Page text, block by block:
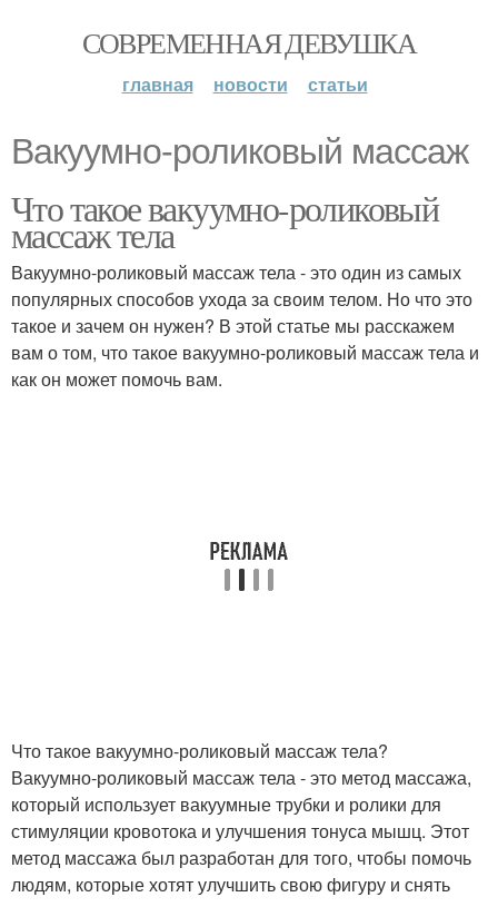
СОВРЕМЕННАЯ ДЕВУШКА
главная новости статьи
Вакуумно-роликовый массаж
Что такое вакуумно-роликовый
массаж тела
Вакуумно-роликовый массаж тела - это один из самых
популярных способов ухода за своим телом. Но что это
такое и зачем он нужен? В этой статье мы расскажем
вам о том, что такое вакуумно-роликовый массаж тела и
как он может помочь вам.
Что такое вакуумно-роликовый массаж тела?
Вакуумно-роликовый массаж тела - это метод массажа,
который использует вакуумные трубки и ролики для
стимуляции кровотока и улучшения тонуса мышц. Этот
метод массажа был разработан для того, чтобы помочь
людям, которые хотят улучшить свою фигуру и снять